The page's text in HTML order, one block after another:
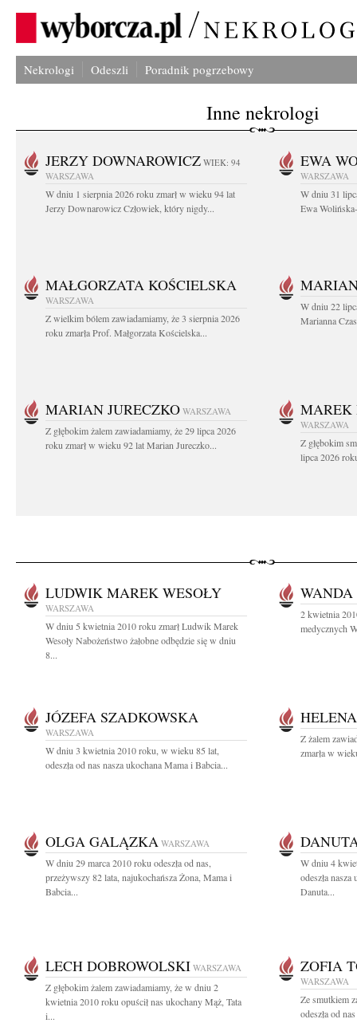
Nekrologi Odeszli Poradnik pogrzebowy
Inne nekrologi
JERZY DOWNAROWICZ WIEK: 94
WARSZAWA
W dniu 1 sierpnia 2026 roku zmarł w wieku 94 lat
Jerzy Downarowicz Człowiek, który nigdy...
EWA
WARSZAWA
W dniu 31
Ewa
MAŁGORZATA KOŚCIELSKA
WARSZAWA
Z wielkim bólem zawiadamiamy, że 3 sierpnia 2026
roku zmarła Prof. Małgorzata Kościelska...
W dniu 22
Marianna
MARIAN JURECZKO WARSZAWA
Z głębokim żalem zawiadamiamy, że 29 lipca 2026
roku zmarł w wieku 92 lat Marian Jureczko...
MAREK
WARSZAWA
Z głębokim
lipca 2026
LUDWIK MAREK WESOŁY
WARSZAWA
W dniu 5 kwietnia 2010 roku zmarł Ludwik Marek
Wesoły Nabożeństwo żałobne odbędzie się w dniu
8...
2 kwietnia
medycznych
JÓZEFA SZADKOWSKA
WARSZAWA
W dniu 3 kwietnia 2010 roku, w wieku 85 lat,
odeszła od nas nasza ukochana Mama i Babcia...
Z żalem
zmarła w
OLGA GALĄZKA WARSZAWA
W dniu 29 marca 2010 roku odeszła od nas,
przeżywszy 82 lata, najukochańsza Żona, Mama i
Babcia...
W dniu 4
odeszła
Danuta...
LECH DOBROWOLSKI WARSZAWA
Z głębokim żalem zawiadamiamy, że w dniu 2
kwietnia 2010 roku opuścił nas ukochany Mąż, Tata
i...
ZOFIA
WARSZAWA
Ze smutkiem
odeszła od